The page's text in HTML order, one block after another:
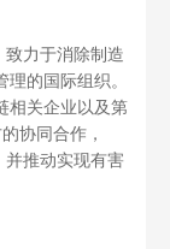
力于消除制造
的国际组织。
相关企业以及第
协同合作，
推动实现有害